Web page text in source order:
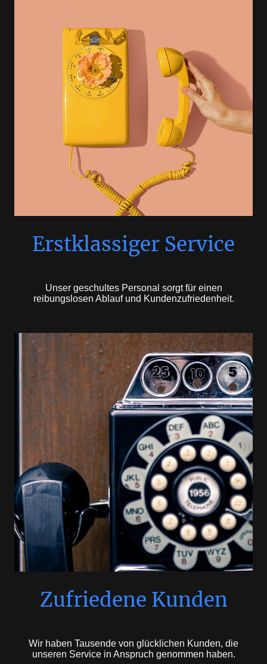
Erstklassiger Service
Unser geschultes Personal sorgt für einen
reibungslosen Ablauf und Kundenzufriedenheit.
Zufriedene Kunden
Wir haben Tausende von glücklichen Kunden, die
unseren Service in Anspruch genommen haben.